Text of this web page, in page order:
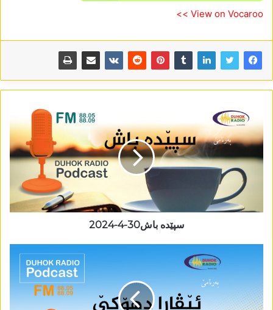
View on Vocaroo >>
سپێدە باش30-4-2024